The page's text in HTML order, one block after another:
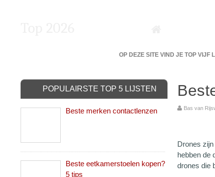
OP DEZE SITE VIND JE TOP VIJF
Bas van
Drones
hebben de
drones die
POPULAIRSTE TOP 5 LIJSTEN
Beste merken contactlenzen
Beste eetkamerstoelen kopen?
5 tips